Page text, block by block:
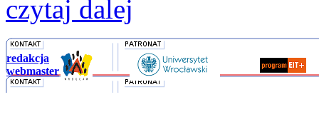
czytaj dalej
redakcja
webmaster